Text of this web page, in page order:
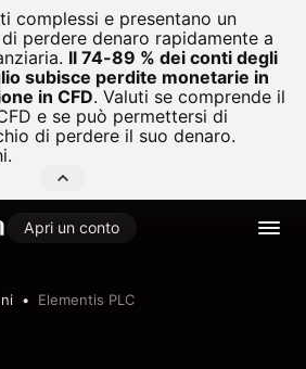
complessi e presentano un
perdere denaro rapidamente a
Il 74-89 % dei conti degli
subisce perdite monetarie in
in CFD. Valuti se comprende il
e se può permettersi di
di perdere il suo denaro.
Apri un conto
Elementis PLC